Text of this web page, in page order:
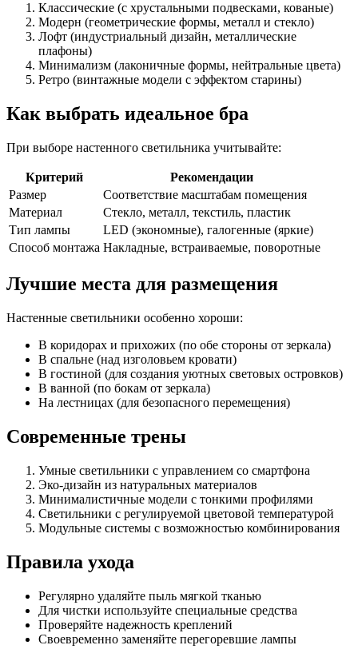
Классические (с хрустальными подвесками, кованые)
Модерн (геометрические формы, металл и стекло)
Лофт (индустриальный дизайн, металлические
плафоны)
Минимализм (лаконичные формы, нейтральные цвета)
Ретро (винтажные модели с эффектом старины)
Как выбрать идеальное бра
При выборе настенного светильника учитывайте:
Критерий
Рекомендации
Размер
Соответствие масштабам помещения
Материал
Стекло, металл, текстиль, пластик
Тип лампы
LED (экономные), галогенные (яркие)
Способ монтажа Накладные, встраиваемые, поворотные
Лучшие места для размещения
Настенные светильники особенно хороши:
В коридорах и прихожих (по обе стороны от зеркала)
В спальне (над изголовьем кровати)
В гостиной (для создания уютных световых островков)
В ванной (по бокам от зеркала)
На лестницах (для безопасного перемещения)
Современные трены
Умные светильники с управлением со смартфона
Эко-дизайн из натуральных материалов
Минималистичные модели с тонкими профилями
Светильники с регулируемой цветовой температурой
Модульные системы с возможностью комбинирования
Правила ухода
Регулярно удаляйте пыль мягкой тканью
Для чистки используйте специальные средства
Проверяйте надежность креплений
Своевременно заменяйте перегоревшие лампы